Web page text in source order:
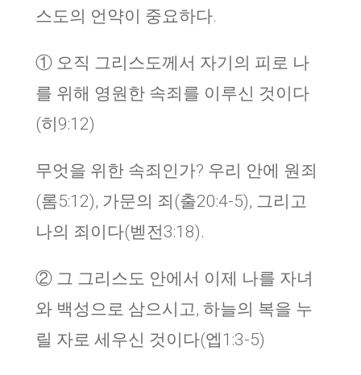
스도의 언약이 중요하다.
① 오직 그리스도께서 자기의 피로 나
를 위해 영원한 속죄를 이루신 것이다
(히9:12)
무엇을 위한 속죄인가? 우리 안에 원죄
(롬5:12), 가문의 죄(출20:4-5), 그리고
나의 죄이다(벧전3:18).
② 그 그리스도 안에서 이제 나를 자녀
와 백성으로 삼으시고, 하늘의 복을 누
릴 자로 세우신 것이다(엡1:3-5)